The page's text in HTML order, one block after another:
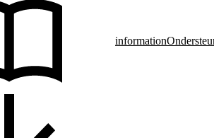
information